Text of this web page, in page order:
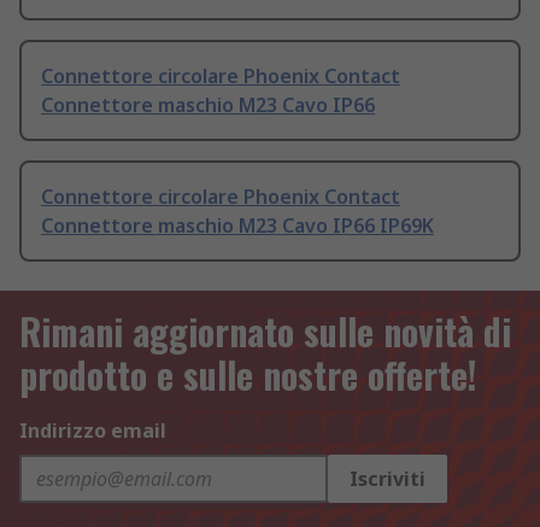
Connettore circolare Phoenix Contact
Connettore maschio M23 Cavo IP66
Connettore circolare Phoenix Contact
Connettore maschio M23 Cavo IP66 IP69K
Rimani aggiornato sulle novità di
prodotto e sulle nostre offerte!
Indirizzo email
Iscriviti